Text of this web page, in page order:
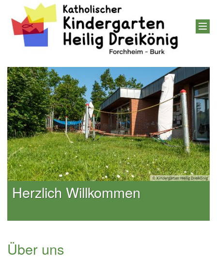
© Kindergarten Heilig Dreikönig
Herzlich Willkommen
Über uns